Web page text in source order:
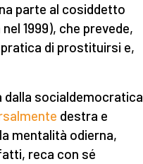
parte al cosiddetto
1999), che prevede,
di prostituirsi e,
dalla socialdemocratica
destra e
mentalità odierna,
reca con sé